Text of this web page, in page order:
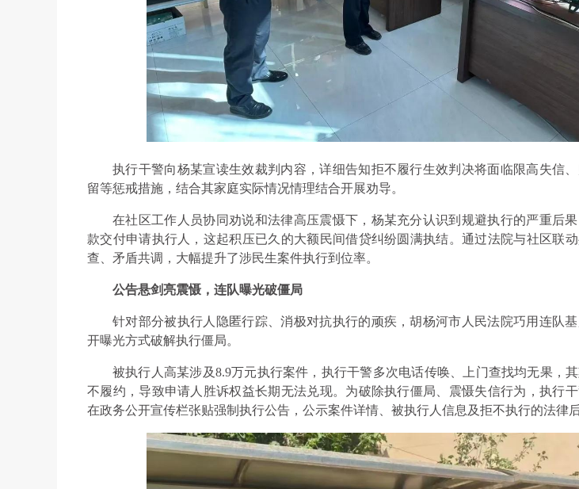
执行干警向杨某宣读生效裁判内容，详细告知拒不履行生效判决将面临限高失信
留等惩戒措施，结合其家庭实际情况情理结合开展劝导。
在社区工作人员协同劝说和法律高压震慑下，杨某充分认识到规避执行的严重后
款交付申请执行人，这起积压已久的大额民间借贷纠纷圆满执结。通过法院与社区联
查、矛盾共调，大幅提升了涉民生案件执行到位率。
公告悬剑亮震慑，连队曝光破僵局
针对部分被执行人隐匿行踪、消极对抗执行的顽疾，胡杨河市人民法院巧用连队
开曝光方式破解执行僵局。
被执行人高某涉及8.9万元执行案件，执行干警多次电话传唤、上门查找均无果，
不履约，导致申请人胜诉权益长期无法兑现。为破除执行僵局、震慑失信行为，执行干
在政务公开宣传栏张贴强制执行公告，公示案件详情、被执行人信息及拒不执行的法律后